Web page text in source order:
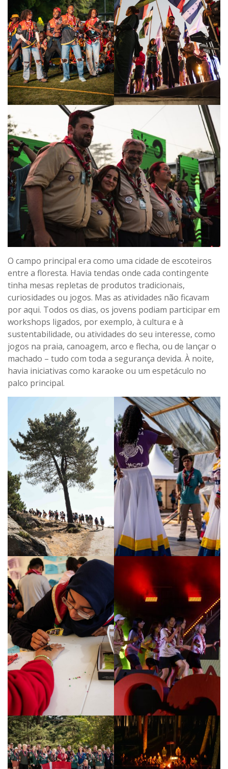
O campo principal era como uma cidade de escoteiros
entre a floresta. Havia tendas onde cada contingente
tinha mesas repletas de produtos tradicionais,
curiosidades ou jogos. Mas as atividades não ficavam
por aqui. Todos os dias, os jovens podiam participar em
workshops ligados, por exemplo, à cultura e à
sustentabilidade, ou atividades do seu interesse, como
jogos na praia, canoagem, arco e flecha, ou de lançar o
machado – tudo com toda a segurança devida. À noite,
havia iniciativas como karaoke ou um espetáculo no
palco principal.